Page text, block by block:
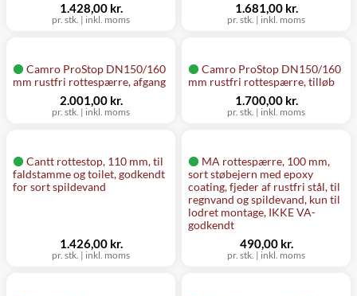
pr. stk. | inkl. moms
1.428,00 kr.
pr. stk. | inkl. moms
1.681,00 kr.
Camro ProStop DN150/160
mm rustfri rottespærre, afgang
pr. stk. | inkl. moms
2.001,00 kr.
Camro ProStop DN150/160
mm rustfri rottespærre, tilløb
pr. stk. | inkl. moms
1.700,00 kr.
Cantt rottestop, 110 mm, til
faldstamme og toilet, godkendt
for sort spildevand
pr. stk. | inkl. moms
1.426,00 kr.
MA rottespærre, 100 mm,
sort støbejern med epoxy
coating, fjeder af rustfri stål, til
regnvand og spildevand, kun til
lodret montage, IKKE VA-
godkendt
pr. stk. | inkl. moms
490,00 kr.